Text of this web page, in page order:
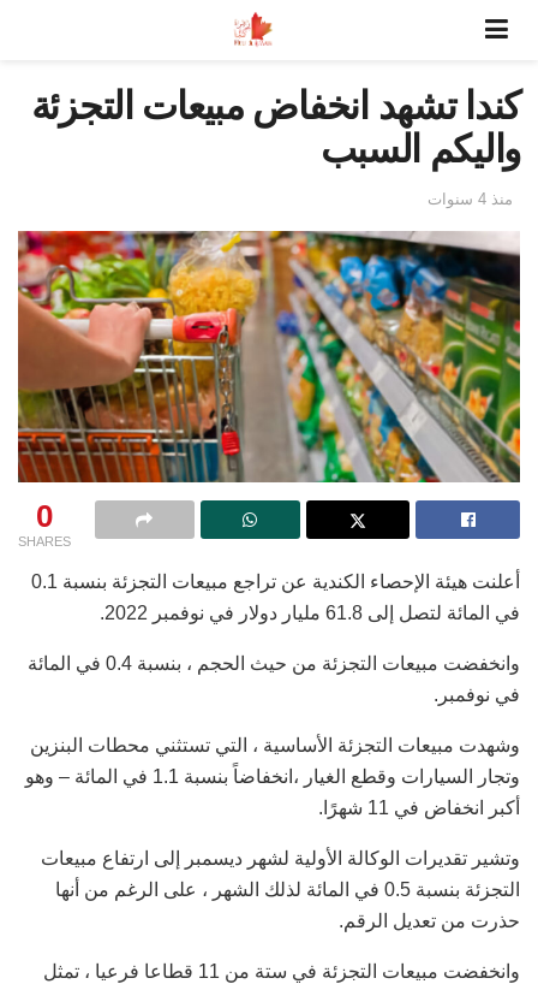
كندا تشهد انخفاض مبيعات التجزئة
واليكم السبب
منذ 4 سنوات
0
SHARES
أعلنت هيئة الإحصاء الكندية عن تراجع مبيعات التجزئة بنسبة 0.1
في المائة لتصل إلى 61.8 مليار دولار في نوفمبر 2022.
وانخفضت مبيعات التجزئة من حيث الحجم ، بنسبة 0.4 في المائة
في نوفمبر.
وشهدت مبيعات التجزئة الأساسية ، التي تستثني محطات البنزين
وتجار السيارات وقطع الغيار ،انخفاضاً بنسبة 1.1 في المائة – وهو
أكبر انخفاض في 11 شهرًا.
وتشير تقديرات الوكالة الأولية لشهر ديسمبر إلى ارتفاع مبيعات
التجزئة بنسبة 0.5 في المائة لذلك الشهر ، على الرغم من أنها
حذرت من تعديل الرقم.
وانخفضت مبيعات التجزئة في ستة من 11 قطاعا فرعيا ، تمثل